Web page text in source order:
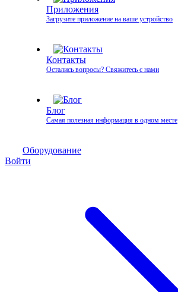
Приложения
Загрузите приложение на ваше устройство
Контакты
Остались вопросы? Свяжитесь с нами
Блог
Самая полезная информация в одном месте
Оборудование
Войти